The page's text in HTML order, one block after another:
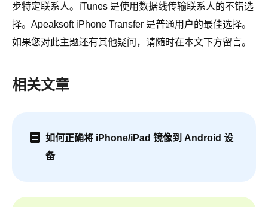
步特定联系人。iTunes 是使用数据线传输联系人的不错选
择。Apeaksoft iPhone Transfer 是普通用户的最佳选择。
如果您对此主题还有其他疑问，请随时在本文下方留言。
相关文章
如何正确将 iPhone/iPad 镜像到 Android 设
备